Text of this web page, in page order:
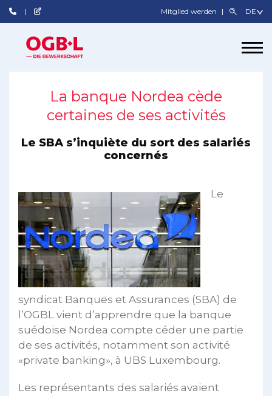
Mitglied werden
La banque Nordea cède
certaines de ses activités
Le SBA s’inquiète du sort des salariés
concernés
Le
syndicat Banques et Assurances (SBA) de
l’OGBL vient d’apprendre que la banque
suédoise Nordea compte céder une partie
de ses activités, notamment son activité
«private banking», à UBS Luxembourg.
Les représentants des salariés avaient